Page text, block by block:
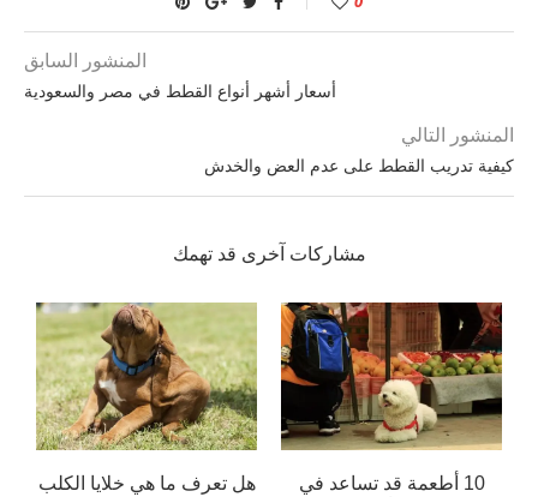
المنشور السابق
أسعار أشهر أنواع القطط في مصر والسعودية
المنشور التالي
كيفية تدريب القطط على عدم العض والخدش
مشاركات آخرى قد تهمك
10 أطعمة قد تساعد في
هل تعرف ما هي خلايا الكلب